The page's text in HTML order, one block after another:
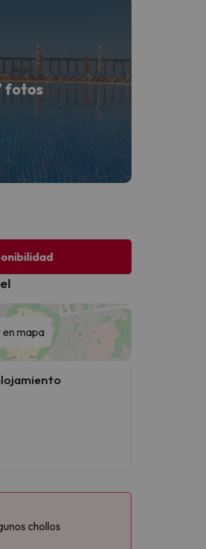
fotos
en mapa
chollos